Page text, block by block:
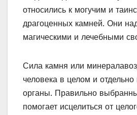
относились к могучим и
драгоценных камней. Они
магическими и лечебными
Сила камня или
человека в целом и
органы. Правильно
помогает исцелиться от